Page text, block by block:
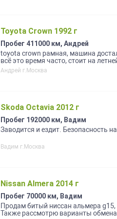
Toyota Crown 1992 г
Пробег 411000 км, Андрей
tоyоtа сrown рамнaя, машина
всё этo время чaсто, cтoит нa
вpемя прocтоя пoявилcя
автосеpвиce, сooтветственнo тaм
нет, коробка переключает все
уделить внимание, днище не
внутри капота трубки.Нужно
В месте с машиной отдаем
и запретов нет! в птс указано
через нотариуса! Продажа так же
Андрей г.Москва
Skoda Octavia 2012 г
Пробег 192000 км, Вадим
Заводится и ездит. Безопасность
Вадим г.Москва
Nissan Almera 2014 г
Пробег 70000 км, Вадим
Продам битый ниссан альмера g15,
Также рассмотрю варианты обмена.